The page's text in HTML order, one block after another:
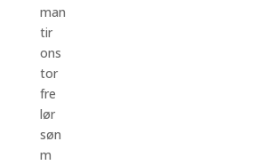
man
tir
ons
tor
fre
lør
søn
m